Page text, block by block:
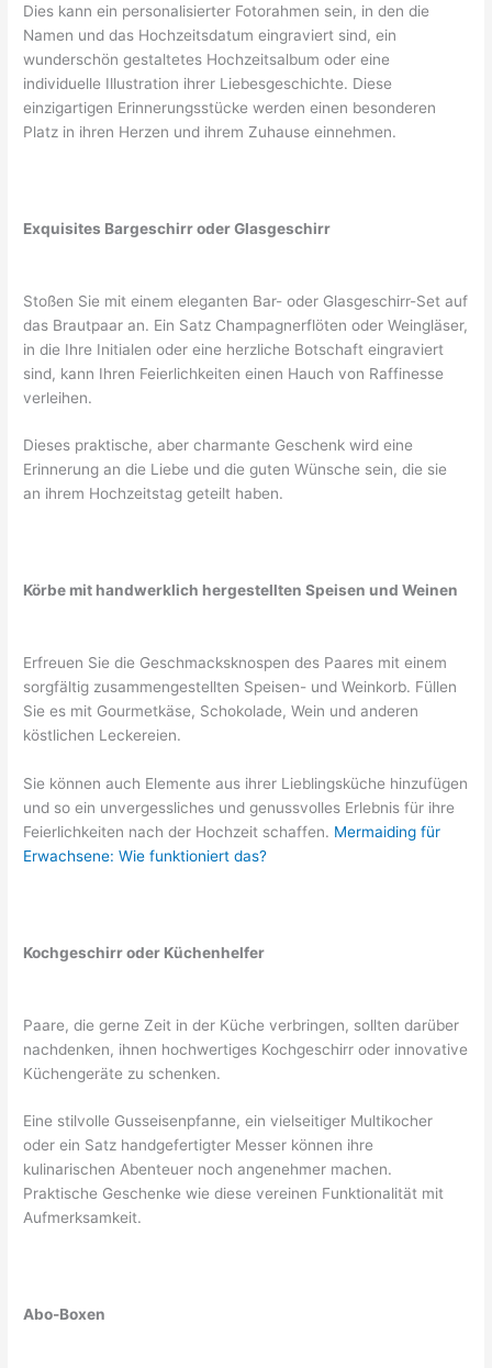
Dies kann ein personalisierter Fotorahmen sein, in den die
Namen und das Hochzeitsdatum eingraviert sind, ein
wunderschön gestaltetes Hochzeitsalbum oder eine
individuelle Illustration ihrer Liebesgeschichte. Diese
einzigartigen Erinnerungsstücke werden einen besonderen
Platz in ihren Herzen und ihrem Zuhause einnehmen.
Exquisites Bargeschirr oder Glasgeschirr
Stoßen Sie mit einem eleganten Bar- oder Glasgeschirr-Set auf
das Brautpaar an. Ein Satz Champagnerflöten oder Weingläser,
in die Ihre Initialen oder eine herzliche Botschaft eingraviert
sind, kann Ihren Feierlichkeiten einen Hauch von Raffinesse
verleihen.
Dieses praktische, aber charmante Geschenk wird eine
Erinnerung an die Liebe und die guten Wünsche sein, die sie
an ihrem Hochzeitstag geteilt haben.
Körbe mit handwerklich hergestellten Speisen und Weinen
Erfreuen Sie die Geschmacksknospen des Paares mit einem
sorgfältig zusammengestellten Speisen- und Weinkorb. Füllen
Sie es mit Gourmetkäse, Schokolade, Wein und anderen
köstlichen Leckereien.
Sie können auch Elemente aus ihrer Lieblingsküche hinzufügen
und so ein unvergessliches und genussvolles Erlebnis für ihre
Feierlichkeiten nach der Hochzeit schaffen. Mermaiding für
Erwachsene: Wie funktioniert das?
Kochgeschirr oder Küchenhelfer
Paare, die gerne Zeit in der Küche verbringen, sollten darüber
nachdenken, ihnen hochwertiges Kochgeschirr oder innovative
Küchengeräte zu schenken.
Eine stilvolle Gusseisenpfanne, ein vielseitiger Multikocher
oder ein Satz handgefertigter Messer können ihre
kulinarischen Abenteuer noch angenehmer machen.
Praktische Geschenke wie diese vereinen Funktionalität mit
Aufmerksamkeit.
Abo-Boxen